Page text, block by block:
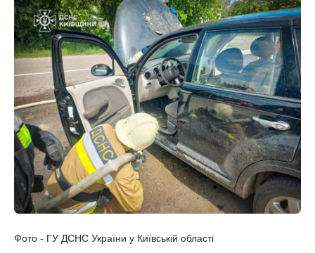
Фото - ГУ ДСНС України у Київській області